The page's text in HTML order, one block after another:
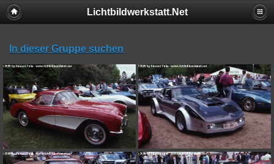
Lichtbildwerkstatt.Net
In dieser Gruppe suchen